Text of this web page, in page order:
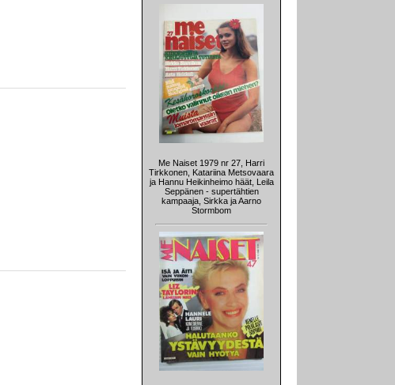
Me Naiset 1979 nr 27, Harri
Tirkkonen, Katariina Metsovaara
ja Hannu Heikinheimo häät, Leila
Seppänen - supertähtien
kampaaja, Sirkka ja Aarno
Stormbom